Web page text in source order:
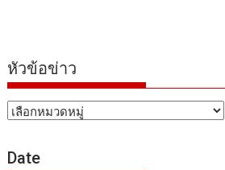
หัวข้อข่าว
หัวข้อ
Date